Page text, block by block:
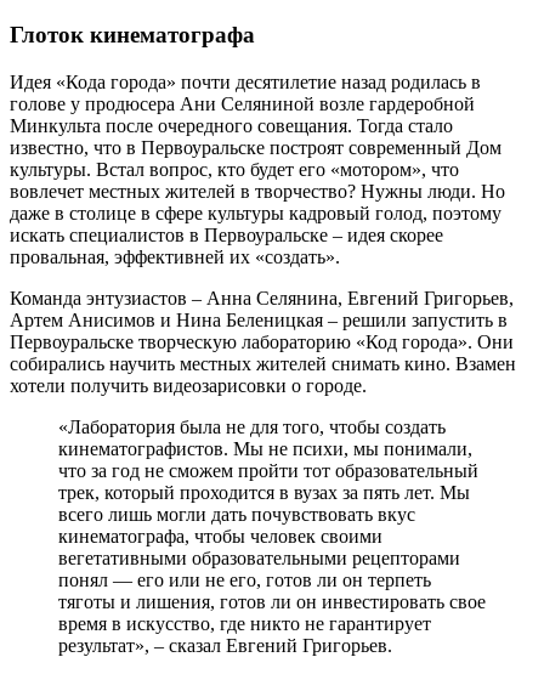
Глоток кинематографа
Идея «Кода города» почти десятилетие назад родилась в
голове у продюсера Ани Селяниной возле гардеробной
Минкульта после очередного совещания. Тогда стало
известно, что в Первоуральске построят современный Дом
культуры. Встал вопрос, кто будет его «мотором», что
вовлечет местных жителей в творчество? Нужны люди. Но
даже в столице в сфере культуры кадровый голод, поэтому
искать специалистов в Первоуральске – идея скорее
провальная, эффективней их «создать».
Команда энтузиастов – Анна Селянина, Евгений Григорьев,
Артем Анисимов и Нина Беленицкая – решили запустить в
Первоуральске творческую лабораторию «Код города». Они
собирались научить местных жителей снимать кино. Взамен
хотели получить видеозарисовки о городе.
«Лаборатория была не для того, чтобы создать
кинематографистов. Мы не психи, мы понимали,
что за год не сможем пройти тот образовательный
трек, который проходится в вузах за пять лет. Мы
всего лишь могли дать почувствовать вкус
кинематографа, чтобы человек своими
вегетативными образовательными рецепторами
понял — его или не его, готов ли он терпеть
тяготы и лишения, готов ли он инвестировать свое
время в искусство, где никто не гарантирует
результат», – сказал Евгений Григорьев.